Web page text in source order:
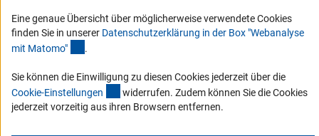
© 2026 DFG
Eine genaue Übersicht über möglicherweise verwendete Cookies
finden Sie in unserer Datenschutzerklärung in der Box "Webanalyse
mit Matomo" .
Sie können die Einwilligung zu diesen Cookies jederzeit über die
Cookie-Einstellungen (interner Link)
widerrufen. Zudem können Sie die Cookies
jederzeit vorzeitig aus ihren Browsern entfernen.